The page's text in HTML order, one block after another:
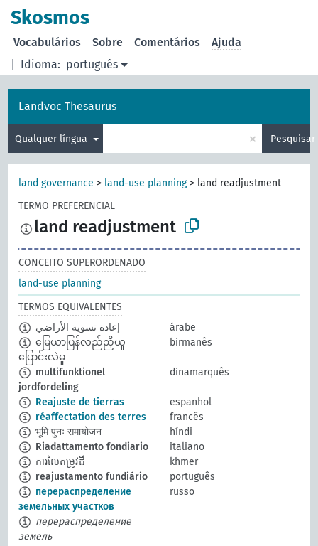
principal
Skosmos
Idioma: português
Vocabulários Sobre Comentários Ajuda
Landvoc Thesaurus
Qualquer língua × Pesquisar
land governance > land-use planning> land readjustment
TERMO PREFERENCIAL
land readjustment
CONCEITO SUPERORDENADO
land-use planning
TERMOS EQUIVALENTES
إعادة تسوية الأراضي
árabe
မြေယာပြန်လည်ညှိယူ
ပြောင်းလဲမှု
birmanês
multifunktionel
jordfordeling
dinamarquês
Reajuste de tierras
espanhol
réaffectation des terres
francês
भूमि पुनः समायोजन
híndi
Riadattamento fondiario
italiano
ការលៃតម្រូវដី
khmer
reajustamento fundiário
português
перераспределение
земельных участков
russo
перераспределение
земель